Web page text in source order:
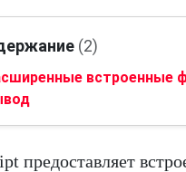
(2)
встроенные
предоставляет